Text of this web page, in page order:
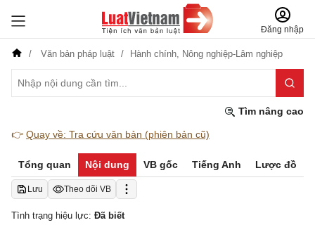
Đăng nhập
Văn bản pháp luật Hành chính, Nông nghiệp-Lâm nghiệp
Tìm nâng cao
👉 Quay về: Tra cứu văn bản (phiên bản cũ)
Tổng quan Nội dung VB gốc Tiếng Anh Lược đồ
Lưu Theo dõi VB
Tình trạng hiệu lực: Đã biết